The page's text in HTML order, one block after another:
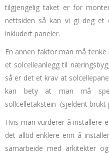
tilgjengelig taket er for
nettsiden så kan vi gi deg et
inkludert paneler.
En annen faktor man må
et solcelleanlegg til
så er det et krav at
kan bety at man må
sollcelletakstein (sjeldent
Hvis man vurderer å installere
det alltid enklere enn å
samarbeide med arkitekter